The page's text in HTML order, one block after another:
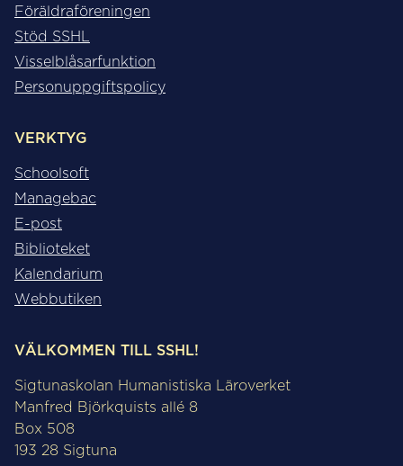
Föräldraföreningen
Stöd SSHL
Visselblåsarfunktion
Personuppgiftspolicy
VERKTYG
Schoolsoft
Managebac
E-post
Biblioteket
Kalendarium
Webbutiken
VÄLKOMMEN TILL SSHL!
Sigtunaskolan Humanistiska Läroverket
Manfred Björkquists allé 8
Box 508
193 28 Sigtuna